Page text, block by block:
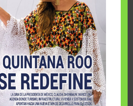
A-Wish México unieron
el deseo de una …